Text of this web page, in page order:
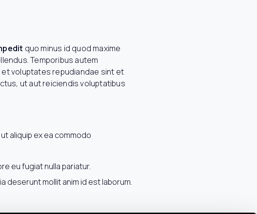
quo minus id quod maxime
Temporibus autem
voluptates repudiandae sint et
ut aut reiciendis voluptatibus
aliquip ex ea commodo
eu fugiat nulla pariatur.
deserunt mollit anim id est laborum.